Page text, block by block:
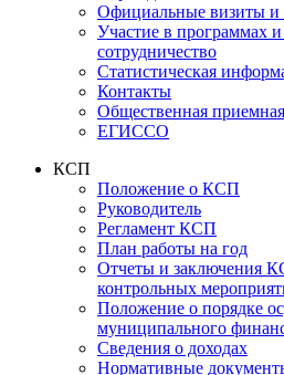
Официальные визиты и
Участие в программах
сотрудничество
Статистическая
Контакты
Общественная приемная
ЕГИССО
КСП
Положение о КСП
Руководитель
Регламент КСП
План работы на год
Отчеты и заключения
контрольных
Положение о порядке
муниципального
Сведения о доходах
Нормативные